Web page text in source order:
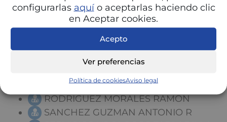
configurarlas aquío aceptarlas haciendo clic
en Aceptar cookies.
Acepto
Ver preferencias
Política de cookiesAviso legal
HERNAEZ VELA BEATRIZ
HOSPITAL NISA ALJARAFE
HOSPITAL NISA ALJARAFE INSTITUTO
ANDALUZ DE PEDIATRIA S. L.
HOSPITAL NISA ALJARAFE MARTIN
LOPEZ MARTINEZ JOSE Mº
RODRIGUEZ MORALES RAMON
SANCHEZ GUZMAN ANTONIO R